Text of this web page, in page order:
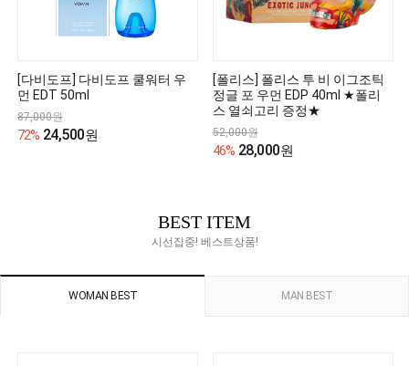
[다비도프] 다비도프 쿨워터 우
먼 EDT 50ml
87,000원
72% 24,500원
[폴리스] 폴리스 투 비 이그조틱
정글 포 우먼 EDP 40ml ★폴리
스 열쇠고리 증정★
52,000원
46% 28,000원
BEST ITEM
시선집중! 베스트상품!
WOMAN BEST MAN BEST